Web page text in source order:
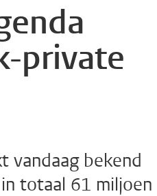
private
vandaag bekend
totaal 61 miljoen